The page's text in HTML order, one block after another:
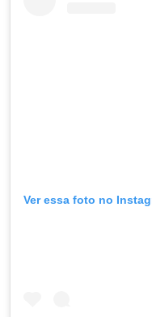
Ver essa foto no